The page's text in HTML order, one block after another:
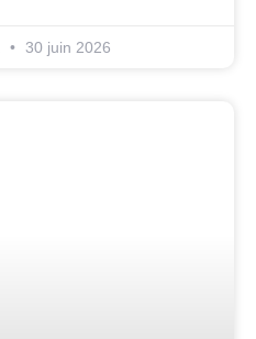
30 juin 2026